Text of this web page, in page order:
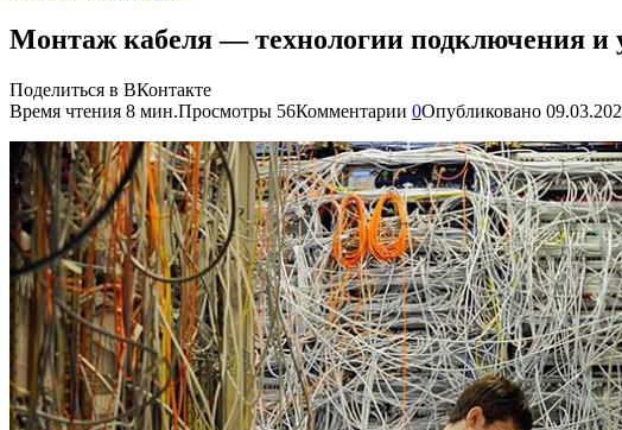
Монтаж кабеля — технологии подключения и
Поделиться в ВКонтакте
Время чтения 8 мин.Просмотры 56Комментарии 0Опубликовано